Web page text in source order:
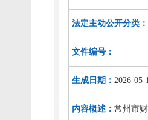
法定主动公开分类：
文件编号：
生成日期： 2026-05-
内容概述： 常州市